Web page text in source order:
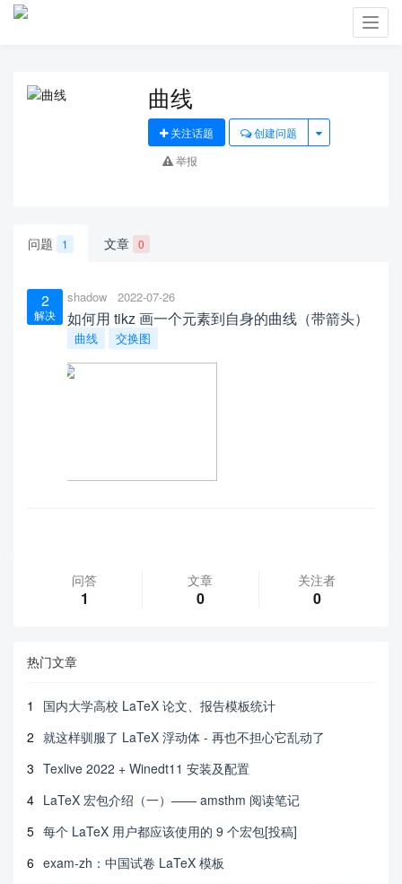
曲线
关注话题
创建问题
举报
问题 1 文章 0
2
解决
shadow 2022-07-26
如何用 tikz 画一个元素到自身的曲线（带箭头）
曲线 交换图
问答
1
文章
0
关注者
0
热门文章
1
国内大学高校 LaTeX 论文、报告模板统计
2 就这样驯服了 LaTeX 浮动体 - 再也不担心它乱动了
3 Texlive 2022 + Winedt11 安装及配置
4 LaTeX 宏包介绍（一）—— amsthm 阅读笔记
5 每个 LaTeX 用户都应该使用的 9 个宏包[投稿]
6 exam-zh：中国试卷 LaTeX 模板